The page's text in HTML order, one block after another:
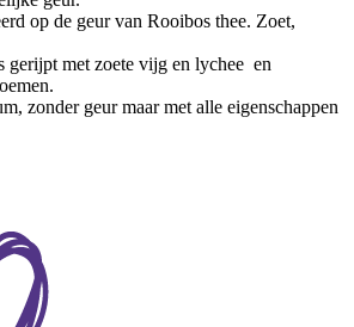
op de geur van Rooibos thee. Zoet,
gerijpt met zoete vijg en lychee en
zonder geur maar met alle eigenschappen